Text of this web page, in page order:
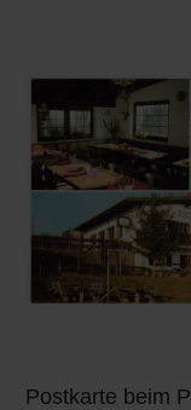
Postkarte beim